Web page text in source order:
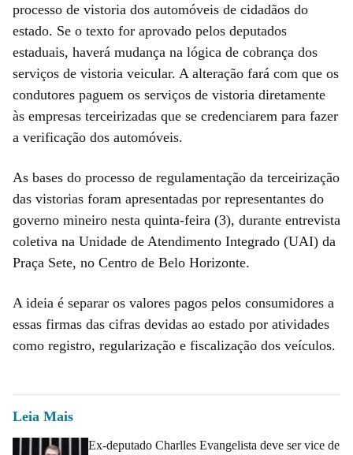
processo de vistoria dos automóveis de cidadãos do
estado. Se o texto for aprovado pelos deputados
estaduais, haverá mudança na lógica de cobrança dos
serviços de vistoria veicular. A alteração fará com que os
condutores paguem os serviços de vistoria diretamente
às empresas terceirizadas que se credenciarem para fazer
a verificação dos automóveis.
As bases do processo de regulamentação da terceirização
das vistorias foram apresentadas por representantes do
governo mineiro nesta quinta-feira (3), durante entrevista
coletiva na Unidade de Atendimento Integrado (UAI) da
Praça Sete, no Centro de Belo Horizonte.
A ideia é separar os valores pagos pelos consumidores a
essas firmas das cifras devidas ao estado por atividades
como registro, regularização e fiscalização dos veículos.
Leia Mais
Ex-deputado Charlles Evangelista deve ser vice de